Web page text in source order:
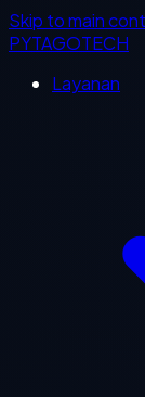
Skip to main
PYTAGOTECH
Layanan